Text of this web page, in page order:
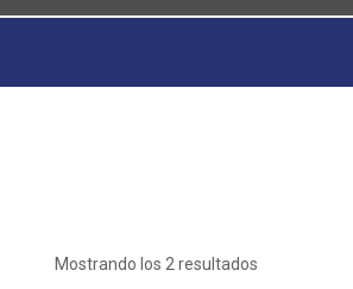
Mostrando los 2 resultados